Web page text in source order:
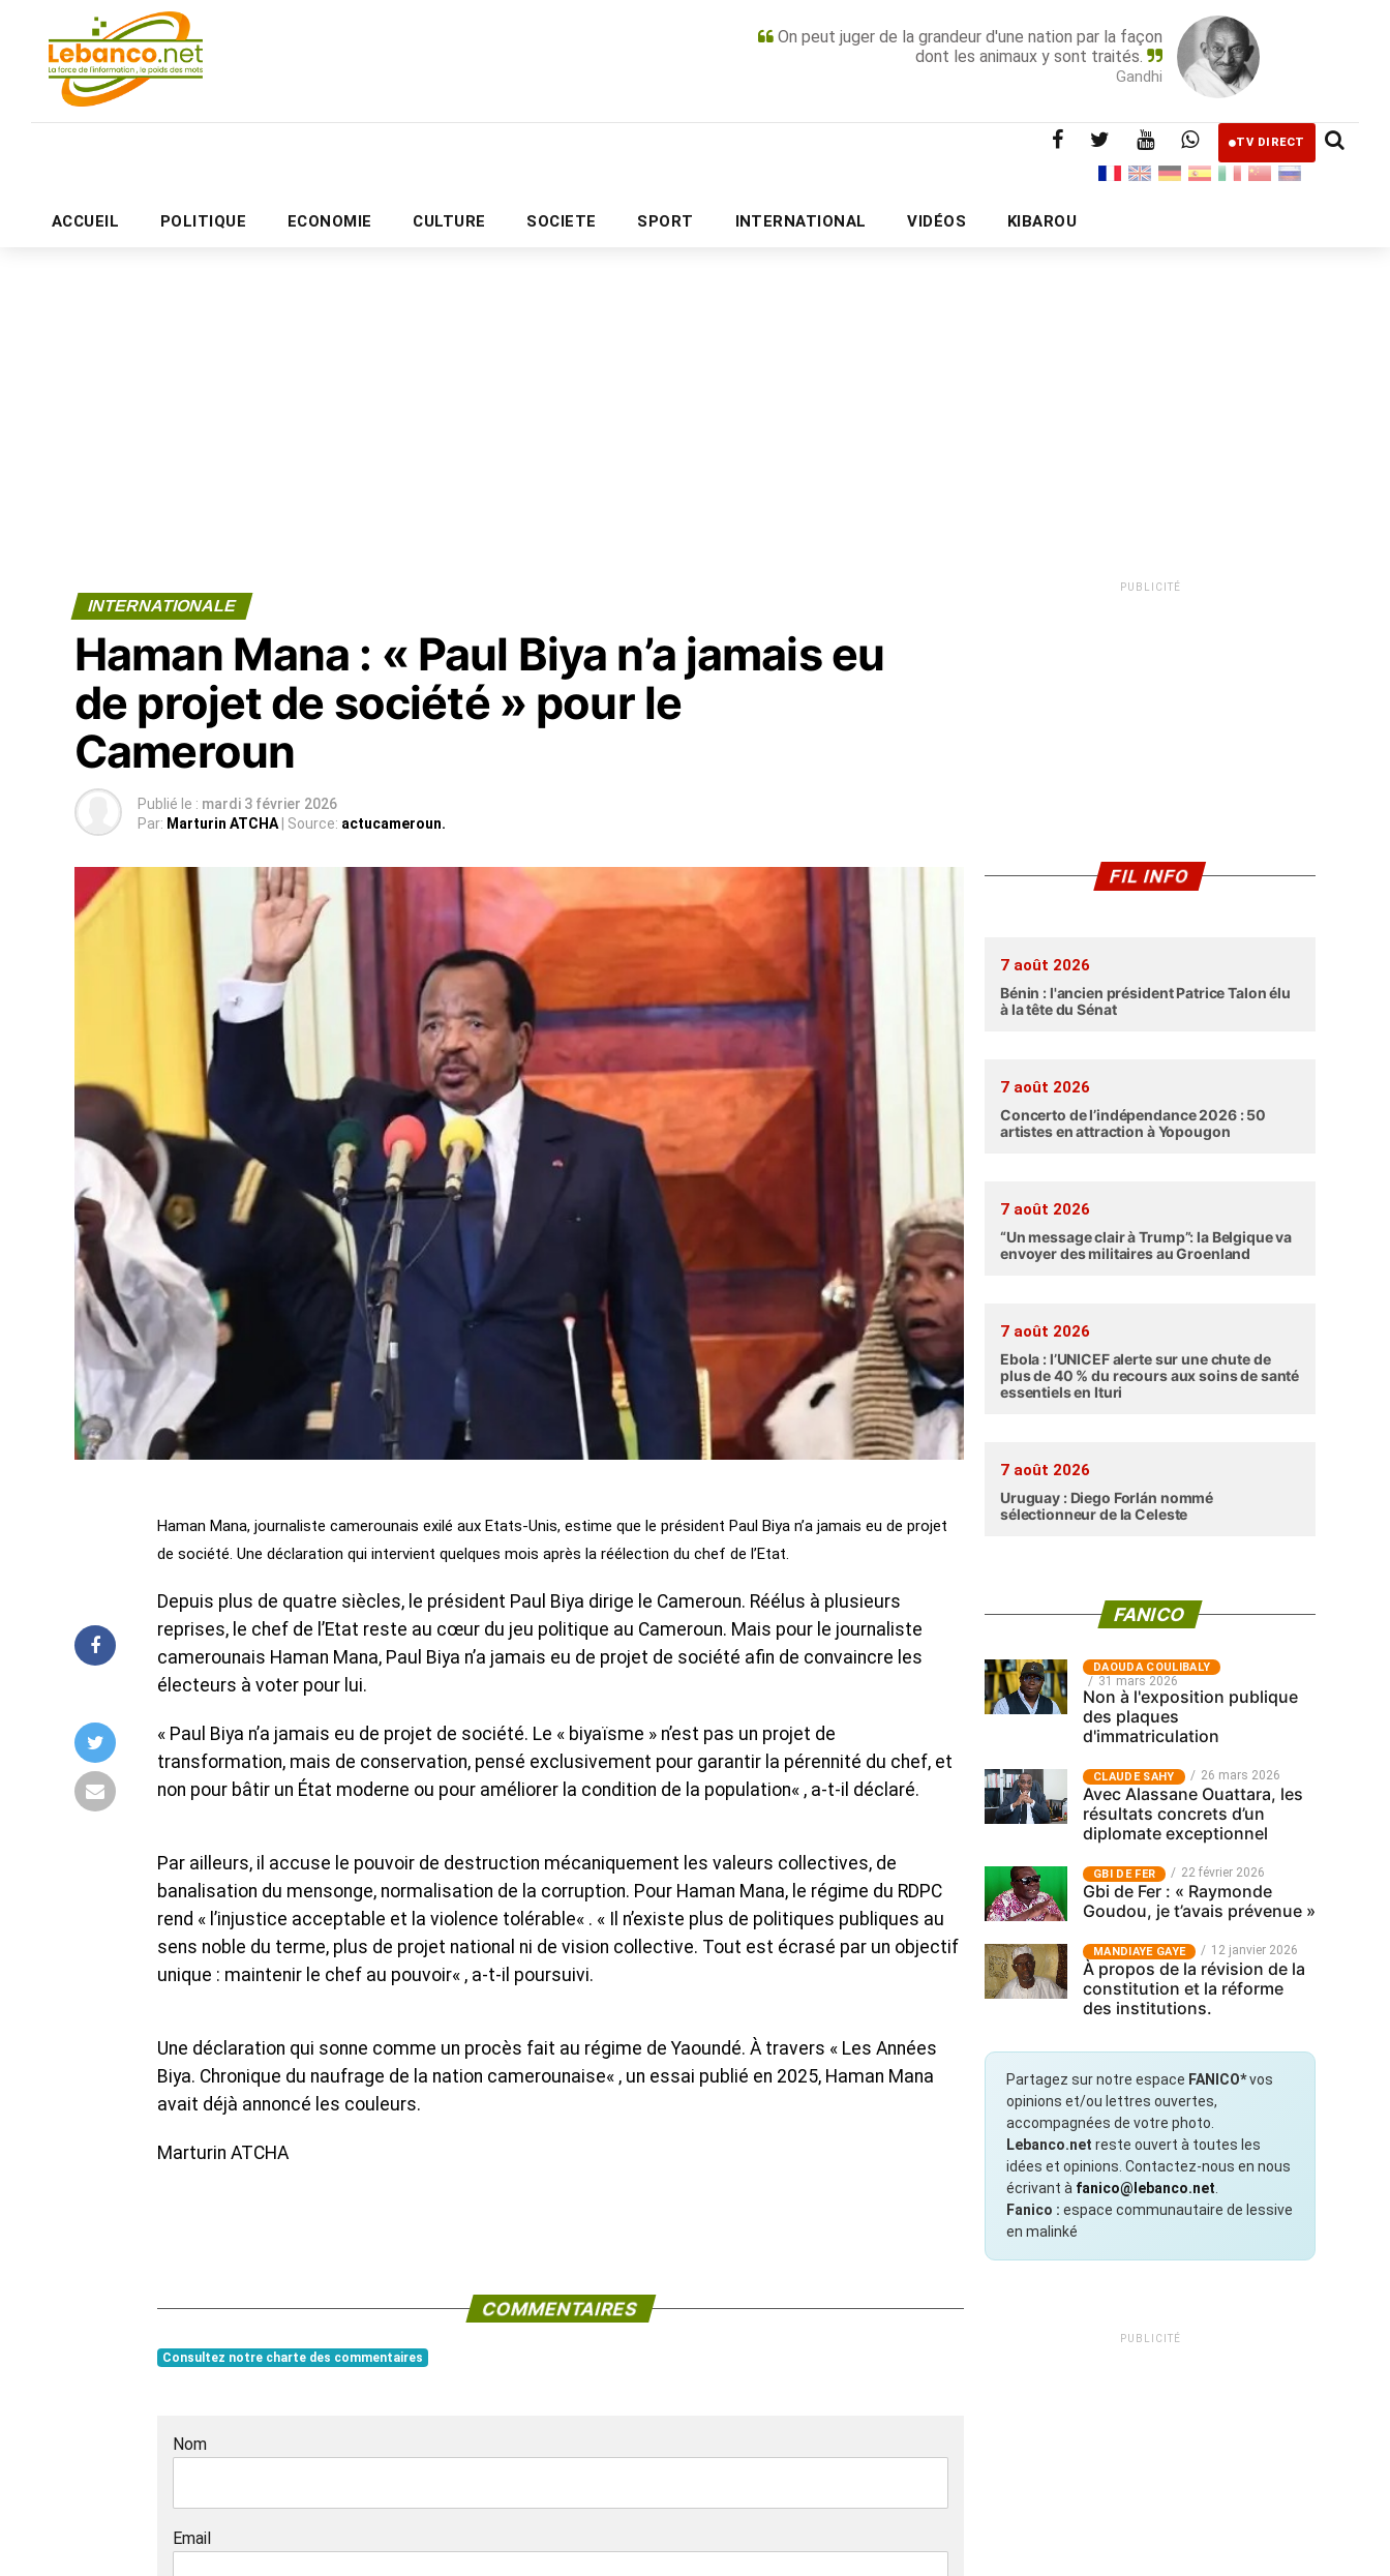
On peut juger de la grandeur d'une nation par la façon
dont les animaux y sont traités.
Gandhi
TV DIRECT
ACCUEIL POLITIQUE ECONOMIE CULTURE SOCIETE SPORT INTERNATIONAL VIDÉOS KIBAROU
PUBLICITÉ
INTERNATIONALE
Haman Mana : « Paul Biya n’a jamais eu
de projet de société » pour le
Cameroun
Publié le : mardi 3 février 2026
Par: Marturin ATCHA | Source: actucameroun.
Haman Mana, journaliste camerounais exilé aux Etats-Unis, estime que le président Paul Biya n’a jamais eu de projet
de société. Une déclaration qui intervient quelques mois après la réélection du chef de l’Etat.
Depuis plus de quatre siècles, le président Paul Biya dirige le Cameroun. Réélus à plusieurs
reprises, le chef de l’Etat reste au cœur du jeu politique au Cameroun. Mais pour le journaliste
camerounais Haman Mana, Paul Biya n’a jamais eu de projet de société afin de convaincre les
électeurs à voter pour lui.
« Paul Biya n’a jamais eu de projet de société. Le « biyaïsme » n’est pas un projet de
transformation, mais de conservation, pensé exclusivement pour garantir la pérennité du chef, et
non pour bâtir un État moderne ou pour améliorer la condition de la population« , a-t-il déclaré.
Par ailleurs, il accuse le pouvoir de destruction mécaniquement les valeurs collectives, de
banalisation du mensonge, normalisation de la corruption. Pour Haman Mana, le régime du RDPC
rend « l’injustice acceptable et la violence tolérable« . « Il n’existe plus de politiques publiques au
sens noble du terme, plus de projet national ni de vision collective. Tout est écrasé par un objectif
unique : maintenir le chef au pouvoir« , a-t-il poursuivi.
Une déclaration qui sonne comme un procès fait au régime de Yaoundé. À travers « Les Années
Biya. Chronique du naufrage de la nation camerounaise« , un essai publié en 2025, Haman Mana
avait déjà annoncé les couleurs.
Marturin ATCHA
COMMENTAIRES
Consultez notre charte des commentaires
Nom
Email
PUBLICITÉ
FIL INFO
7 août 2026
Bénin : l'ancien président Patrice Talon élu
à la tête du Sénat
7 août 2026
Concerto de l’indépendance 2026 : 50
artistes en attraction à Yopougon
7 août 2026
“Un message clair à Trump”: la Belgique va
envoyer des militaires au Groenland
7 août 2026
Ebola : l’UNICEF alerte sur une chute de
plus de 40 % du recours aux soins de santé
essentiels en Ituri
7 août 2026
Uruguay : Diego Forlán nommé
sélectionneur de la Celeste
FANICO
‎DAOUDA COULIBALY
31 mars 2026
Non à l'exposition publique
des plaques
d'immatriculation
CLAUDE SAHY 26 mars 2026
Avec Alassane Ouattara, les
résultats concrets d’un
diplomate exceptionnel
GBI DE FER 22 février 2026
Gbi de Fer : « Raymonde
Goudou, je t’avais prévenue »
MANDIAYE GAYE 12 janvier 2026
À propos de la révision de la
constitution et la réforme
des institutions.
Partagez sur notre espace FANICO*vos
opinions et/ou lettres ouvertes,
accompagnées de votre photo.
Lebanco.net reste ouvert à toutes les
idées et opinions. Contactez-nous en nous
écrivant à fanico@lebanco.net
Fanico : espace communautaire de lessive
en malinké
PUBLICITÉ